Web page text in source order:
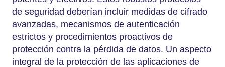
de seguridad deberían incluir medidas de cifrado
avanzadas, mecanismos de autenticación
estrictos y procedimientos proactivos de
protección contra la pérdida de datos. Un aspecto
integral de la protección de las aplicaciones de